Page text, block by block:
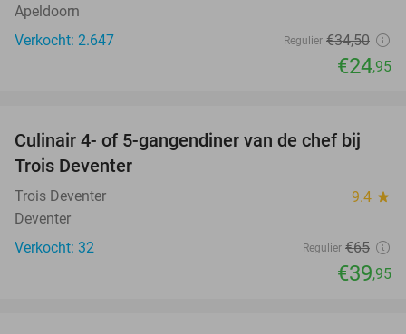
Apeldoorn
Verkocht: 2.647
Regulier €34,50
€24,95
39%
Culinair 4- of 5-gangendiner van de chef bij
Trois Deventer
Trois Deventer 9.4 star
Deventer
Verkocht: 32
Regulier €65
€39,95